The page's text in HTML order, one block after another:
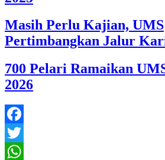
Masih Perlu Kajian, UMS
Pertimbangkan Jalur
700 Pelari Ramaikan
2026
Facebook
Twitter